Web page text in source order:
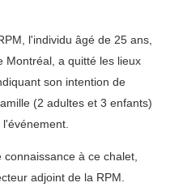
l'individu âgé de 25 ans,
Montréal, a quitté les lieux
son intention de
(2 adultes et 3 enfants)
à ce chalet,
adjoint de la RPM.